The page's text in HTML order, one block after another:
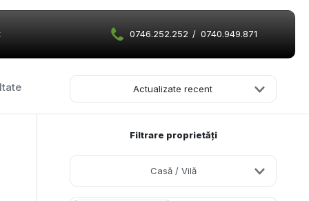
0746.252.252 / 0740.949.871
Actualizate recent
Filtrare proprietăți
Casă / Vilă